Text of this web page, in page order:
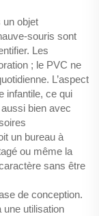
un objet
souris sont
Les
; le PVC ne
L’aspect
infantile, ce qui
bien avec
un bureau à
ou même la
sans être
de conception.
une utilisation